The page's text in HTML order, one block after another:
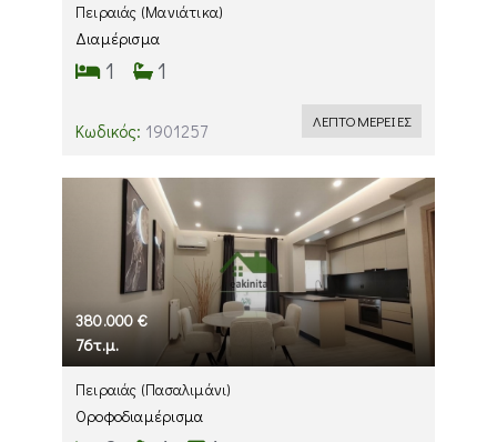
Πειραιάς (Μανιάτικα)
Διαμέρισμα
1 1
Κωδικός: 1901257 ΛΕΠΤΟΜΕΡΕΙΕΣ
380.000 €
76τ.μ.
Πειραιάς (Πασαλιμάνι)
Οροφοδιαμέρισμα